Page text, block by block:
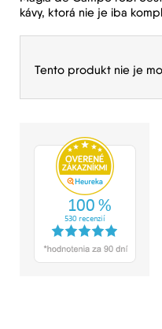
kávy, ktorá nie je iba
Tento produkt nie je